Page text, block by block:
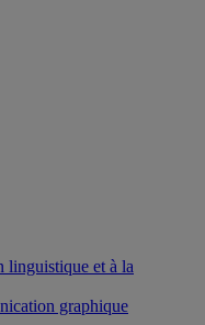
linguistique et à la
graphique